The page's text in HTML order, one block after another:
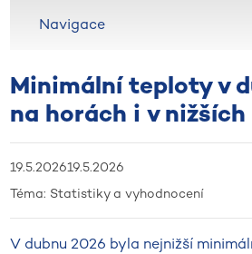
Minimální teploty v
na horách i v
19.5.202619.5.2026
Téma: Statistiky a vyhodnocení
V dubnu 2026 byla nejnižší
Navigace